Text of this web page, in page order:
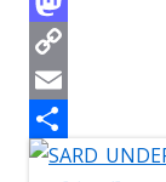
a
d
s
e
s
k
y
c
e
b
o
n
e
M
a
s
t
C
o
p
E
m
共